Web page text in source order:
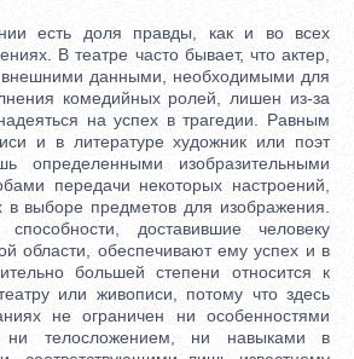
доля правды, как и во всех
В театре часто бывает, что актер,
данными, необходимыми для
комедийных ролей, лишен из-за
на успех в трагедии. Равным
и в литературе художник или поэт
определенными изобразительными
передачи некоторых настроений,
в выборе предметов для изображения.
доставившие человеку
области, обеспечивают ему успех и в
большей степени относится к
или живописи, потому что здесь
не ограничен ни особенностями
телосложением, ни навыками в